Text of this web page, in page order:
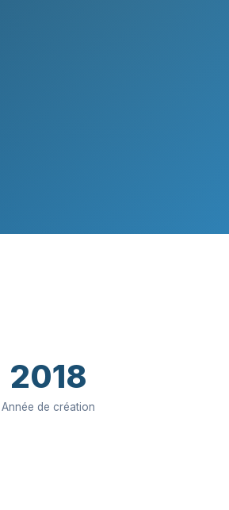
2018
Année de création